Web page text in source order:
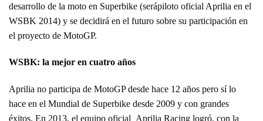
desarrollo de la moto en Superbike (serápiloto oficial Aprilia en el
WSBK 2014) y se decidirá en el futuro sobre su participación en
el proyecto de MotoGP.
WSBK: la mejor en cuatro años
Aprilia no participa de MotoGP desde hace 12 años pero sí lo
hace en el Mundial de Superbike desde 2009 y con grandes
éxitos. En 2013, el equipo oficial Aprilia Racing logró, con la